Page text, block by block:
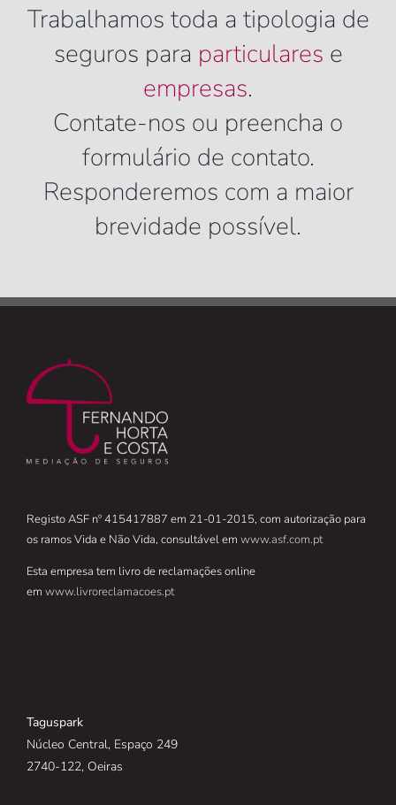
Trabalhamos toda a tipologia de
seguros para particulares e
empresas.
Contate-nos ou preencha o
formulário de contato.
Responderemos com a maior
brevidade possível.
Registo ASF nº 415417887 em 21-01-2015, com autorização para
os ramos Vida e Não Vida, consultável em www.asf.com.pt
Esta empresa tem livro de reclamações online
em www.livroreclamacoes.pt
Taguspark
Núcleo Central, Espaço 249
2740-122, Oeiras